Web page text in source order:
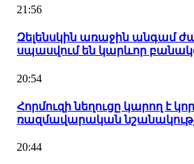
21:56
Զելենսկին առաջին անգամ
սպասվում են կարևոր
20:54
Հորմուզի նեղուցը կարող է
ռազմավարական
20:44